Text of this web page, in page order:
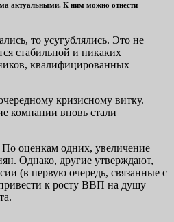
актуальными. К ним можно отнести
то усугублялись. Это не
стабильной и никаких
квалифицированных
кризисному витку.
компании вновь стали
По оценкам одних, увеличение
Однако, другие утверждают,
(в первую очередь, связанные с
к росту ВВП на душу